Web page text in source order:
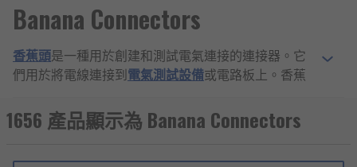
Banana Connectors
香蕉頭是一種用於創建和測試電氣連接的連接器。它
們用於將電線連接到 電氣測試設備或電路板上。香蕉
寸。香蕉插頭是一種流行的連接器類型，因為它們被
普遍使用，並提供了一種簡單的方法來創建高品質的
1656 產品顯示為 Banana Connectors